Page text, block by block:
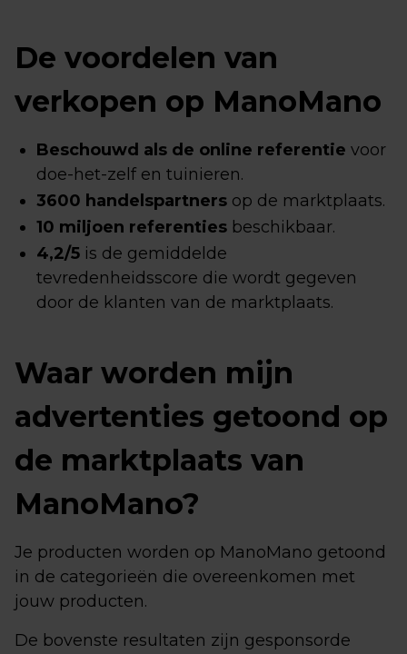
De voordelen van
verkopen op ManoMano
Beschouwd als de online referentie voor
doe-het-zelf en tuinieren.
3600 handelspartners op de marktplaats.
10 miljoen referenties beschikbaar.
4,2/5 is de gemiddelde
tevredenheidsscore die wordt gegeven
door de klanten van de marktplaats.
Waar worden mijn
advertenties getoond op
de marktplaats van
ManoMano?
Je producten worden op ManoMano getoond
in de categorieën die overeenkomen met
jouw producten.
De bovenste resultaten zijn gesponsorde